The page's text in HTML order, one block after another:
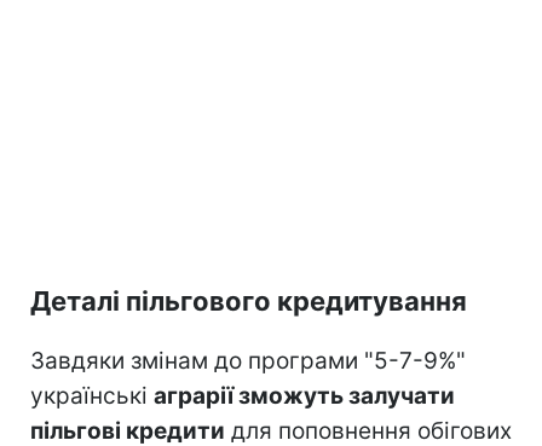
Деталі пільгового кредитування
Завдяки змінам до програми "5-7-9%"
українські аграрії зможуть залучати
пільгові кредити для поповнення обігових